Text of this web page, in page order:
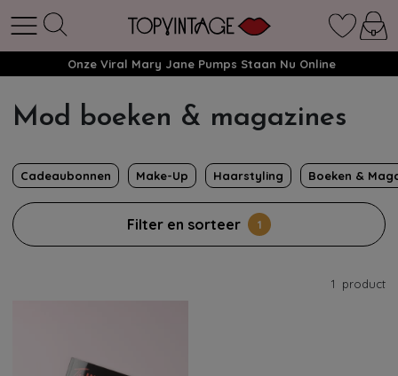
Onze Viral Mary Jane Pumps Staan Nu Online
Mod boeken & magazines
Cadeaubonnen Make-Up Haarstyling Boeken &
Filter en sorteer 1
1 product